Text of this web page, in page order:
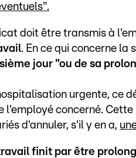
doit être transmis à
. En ce qui concerne
jour "ou de sa
urgente, ce
l'employé concerné.
d'annuler, s'il y en a,
finit par être